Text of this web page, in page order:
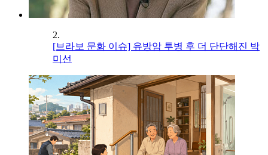
2.
[브라보 문화 이슈] 유방암 투병 후 더 단단해진 박
미선